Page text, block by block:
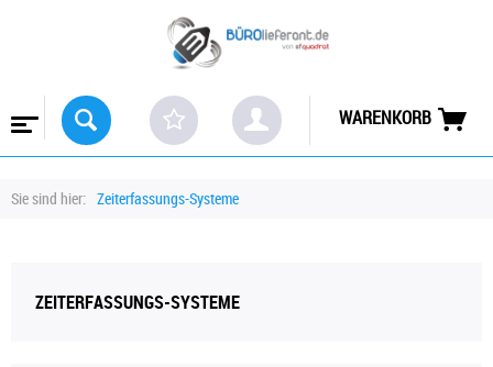
WARENKORB
Sie sind hier: Zeiterfassungs-Systeme
ZEITERFASSUNGS-SYSTEME